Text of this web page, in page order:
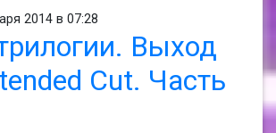
2014 в 07:28
Выход
Cut. Часть